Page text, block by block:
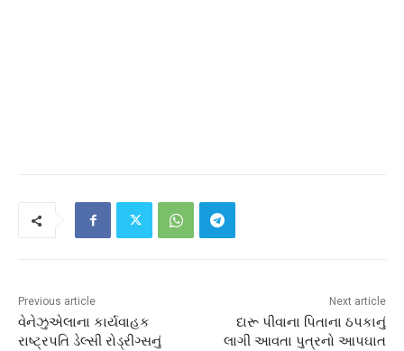
Previous article
વેનેઝુએલાના કાર્યવાહક
રાષ્ટ્રપતિ ડેલ્સી રોડ્રીગ્સનું
Next article
દારૂ પીવાના પિતાના ઠપકાનું
લાગી આવતા પુત્રનો આપઘાત